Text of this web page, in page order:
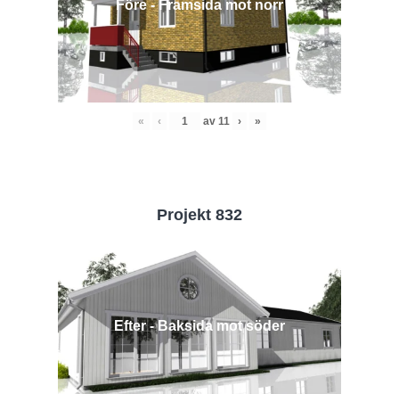
Före - Framsida mot norr
« ‹ av 11 › »
Projekt 832
Efter - Baksida mot söder